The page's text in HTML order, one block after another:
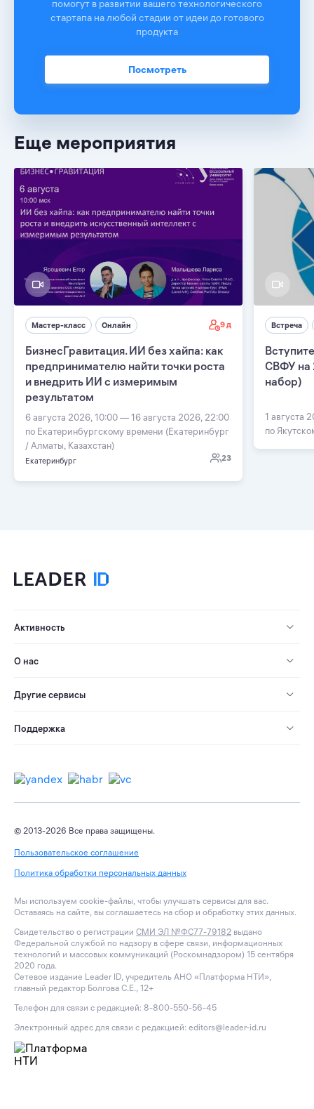
помогут в развитии вашего технологического
стартапа на любой стадии от идеи до готового
продукта
Посмотреть
Еще мероприятия
Мастер-класс Онлайн 9 д
БизнесГравитация. ИИ без хайпа: как
предпринимателю найти точки роста
и внедрить ИИ с измеримым
результатом
6 августа 2026, 10:00 — 16 августа 2026, 22:00
по Екатеринбургскому времени (Екатеринбург
/ Алматы, Казахстан)
Екатеринбург 23
Встреча
СВФУ на
набор)
1 августа
по
Активность
О нас
Другие сервисы
Поддержка
© 2013-2026 Все права защищены.
Пользовательское соглашение
Политика обработки персональных данных
Мы используем cookie-файлы, чтобы улучшать сервисы для вас.
Оставаясь на сайте, вы соглашаетесь на сбор и обработку этих данных.
Свидетельство о регистрации СМИ ЭЛ №ФС77-79182 выдано
Федеральной службой по надзору в сфере связи, информационных
технологий и массовых коммуникаций (Роскомнадзором) 15 сентября
2020 года.
Сетевое издание Leader ID, учредитель АНО «Платформа НТИ»,
главный редактор Болгова С.Е., 12+
Телефон для связи с редакцией: 8-800-550-56-45
Электронный адрес для связи с редакцией: editors@leader-id.ru